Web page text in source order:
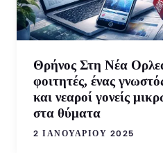
Θρήνος Στη Νέα
φοιτητές, ένας
και νεαροί γονείς
στα θύματα
2 ΙΑΝΟΥΑΡΊΟΥ 2025